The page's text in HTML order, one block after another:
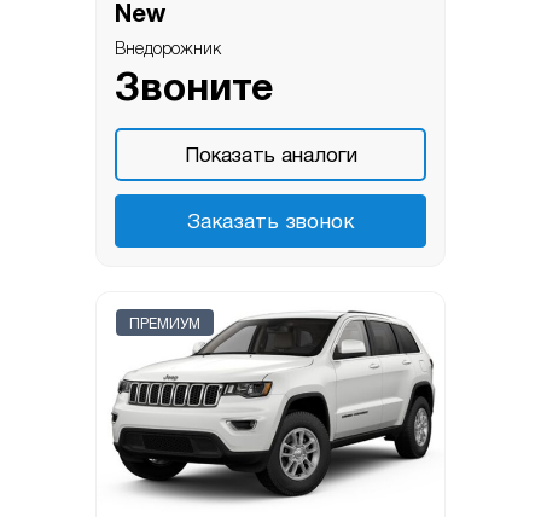
New
Внедорожник
Звоните
Показать аналоги
Заказать звонок
ПРЕМИУМ